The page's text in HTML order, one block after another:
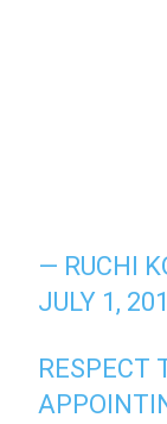
— RUCHI
JULY 1,
RESPECT